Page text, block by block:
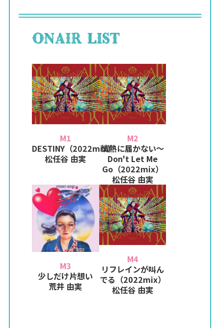
M1
DESTINY（2022mix）
松任谷 由実
M2
情熱に届かない～
Don't Let Me
Go（2022mix）
松任谷 由実
M3
少しだけ片想い
荒井 由実
M4
リフレインが叫ん
でる（2022mix）
松任谷 由実